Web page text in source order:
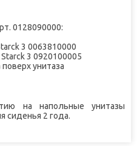
0128090000:
3 0063810000
3 0920100005
унитаза
на напольные унитазы
сиденья 2 года.